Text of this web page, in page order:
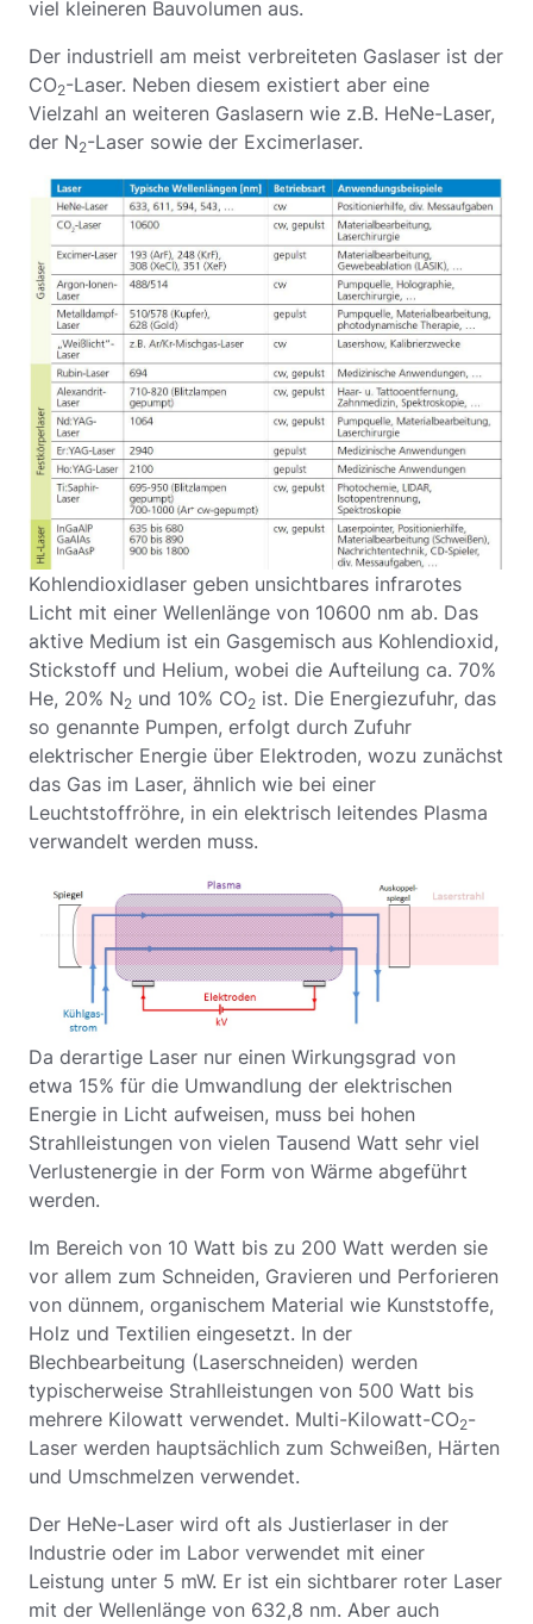
viel kleineren Bauvolumen aus.
Der industriell am meist verbreiteten Gaslaser ist der
CO2-Laser. Neben diesem existiert aber eine
Vielzahl an weiteren Gaslasern wie z.B. HeNe-Laser,
der N2-Laser sowie der Excimerlaser.
Kohlendioxidlaser geben unsichtbares infrarotes
Licht mit einer Wellenlänge von 10600 nm ab. Das
aktive Medium ist ein Gasgemisch aus Kohlendioxid,
Stickstoff und Helium, wobei die Aufteilung ca. 70%
He, 20% N2 und 10% CO2 ist. Die Energiezufuhr, das
so genannte Pumpen, erfolgt durch Zufuhr
elektrischer Energie über Elektroden, wozu zunächst
das Gas im Laser, ähnlich wie bei einer
Leuchtstoffröhre, in ein elektrisch leitendes Plasma
verwandelt werden muss.
Da derartige Laser nur einen Wirkungsgrad von
etwa 15% für die Umwandlung der elektrischen
Energie in Licht aufweisen, muss bei hohen
Strahlleistungen von vielen Tausend Watt sehr viel
Verlustenergie in der Form von Wärme abgeführt
werden.
Im Bereich von 10 Watt bis zu 200 Watt werden sie
vor allem zum Schneiden, Gravieren und Perforieren
von dünnem, organischem Material wie Kunststoffe,
Holz und Textilien eingesetzt. In der
Blechbearbeitung (Laserschneiden) werden
typischerweise Strahlleistungen von 500 Watt bis
mehrere Kilowatt verwendet. Multi-Kilowatt-CO2-
Laser werden hauptsächlich zum Schweißen, Härten
und Umschmelzen verwendet.
Der HeNe-Laser wird oft als Justierlaser in der
Industrie oder im Labor verwendet mit einer
Leistung unter 5 mW. Er ist ein sichtbarer roter Laser
mit der Wellenlänge von 632,8 nm. Aber auch